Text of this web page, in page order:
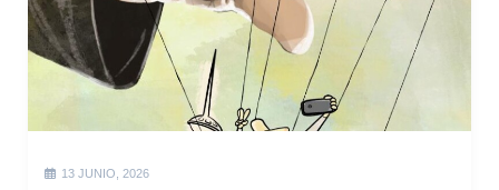
13 JUNIO, 2026